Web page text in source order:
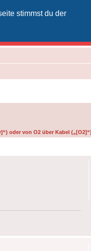
stimmst du der
oder von O2 über Kabel